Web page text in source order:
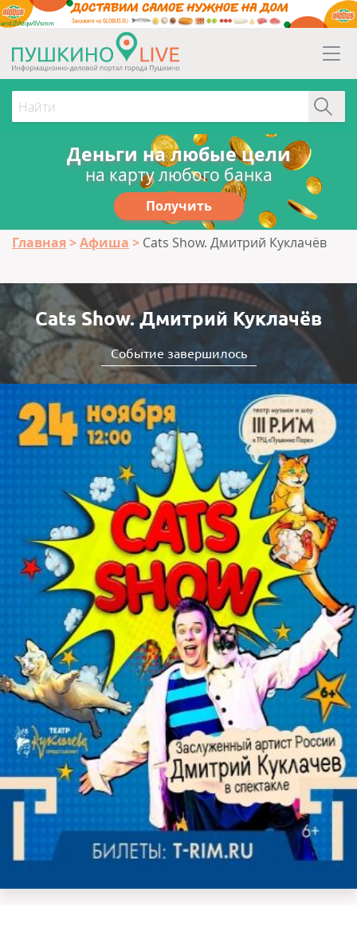
erid:2Vtzqw6Vsmm
Деньги на любые цели
на карту любого банка
Получить
Главная Афиша Cats Show. Дмитрий Куклачёв
Cats Show. Дмитрий Куклачёв
Событие завершилось